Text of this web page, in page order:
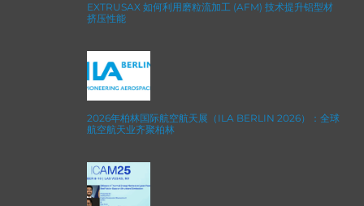
EXTRUSAX 如何利用磨粒流加工 (AFM) 技术提升铝型材
挤压性能
2026年柏林国际航空航天展（ILA BERLIN 2026）：全球
航空航天业齐聚柏林